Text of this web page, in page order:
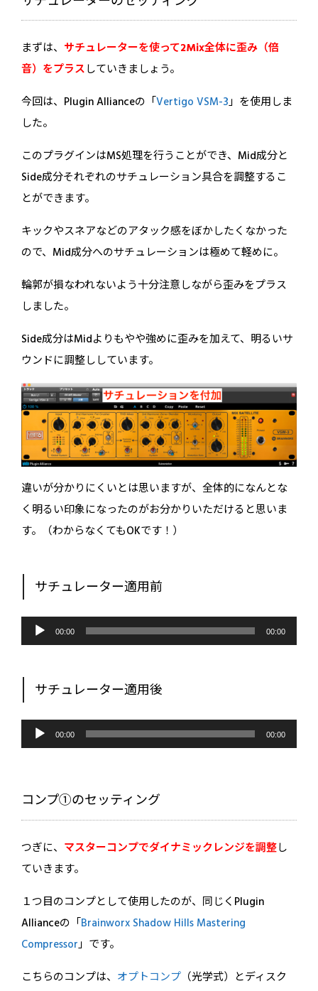
まずは、 サチュレーターを使って2Mix全体に歪み（倍
音）をプラスしていきましょう。
今回は、Plugin Allianceの「Vertigo VSM-3」を使用しま
した。
このプラグインはMS処理を行うことができ、Mid成分と
Side成分それぞれのサチュレーション具合を調整するこ
とができます。
キックやスネアなどのアタック感をぼかしたくなかった
ので、Mid成分へのサチュレーションは極めて軽めに。
輪郭が損なわれないよう十分注意しながら歪みをプラス
しました。
Side成分はMidよりもやや強めに歪みを加えて、明るいサ
ウンドに調整ししています。
違いが分かりにくいとは思いますが、全体的になんとな
く明るい印象になったのがお分かりいただけると思いま
す。（わからなくてもOKです！）
サチュレーター適用前
音
プ
ヤ
00:00 00:00
サチュレーター適用後
音
プ
00:00 00:00
コンプ①のセッティング
つぎに、 マスターコンプでダイナミックレンジを調整し
ていきます。
１つ目のコンプとして使用したのが、同じくPlugin
Allianceの「Brainworx Shadow Hills Mastering
Compressor」です。
こちらのコンプは、 オプトコンプ （光学式）とディスク